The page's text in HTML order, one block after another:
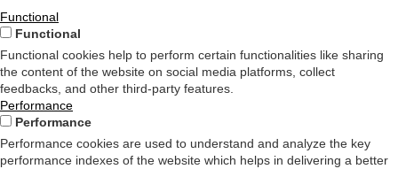
Functional
Functional
Functional cookies help to perform certain functionalities like sharing
the content of the website on social media platforms, collect
feedbacks, and other third-party features.
Performance
Performance
Performance cookies are used to understand and analyze the key
performance indexes of the website which helps in delivering a better